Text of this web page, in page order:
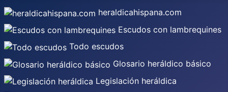
heraldicahispana.com
Escudos con lambrequines
Todo escudos
Glosario heráldico básico
Legislación heráldica